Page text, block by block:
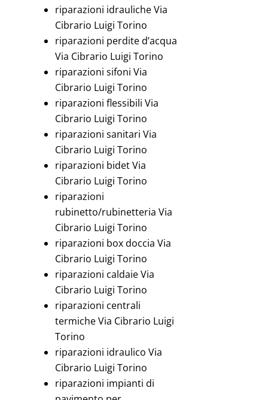
riparazioni idrauliche Via
Cibrario Luigi Torino
riparazioni perdite d’acqua
Via Cibrario Luigi Torino
riparazioni sifoni Via
Cibrario Luigi Torino
riparazioni flessibili Via
Cibrario Luigi Torino
riparazioni sanitari Via
Cibrario Luigi Torino
riparazioni bidet Via
Cibrario Luigi Torino
riparazioni
rubinetto/rubinetteria Via
Cibrario Luigi Torino
riparazioni box doccia Via
Cibrario Luigi Torino
riparazioni caldaie Via
Cibrario Luigi Torino
riparazioni centrali
termiche Via Cibrario Luigi
Torino
riparazioni idraulico Via
Cibrario Luigi Torino
riparazioni impianti di